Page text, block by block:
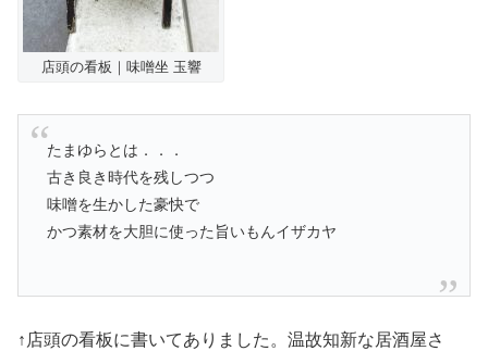
店頭の看板｜味噌坐 玉響
たまゆらとは．．．
古き良き時代を残しつつ
味噌を生かした豪快で
かつ素材を大胆に使った旨いもんイザカヤ
↑店頭の看板に書いてありました。温故知新な居酒屋さ